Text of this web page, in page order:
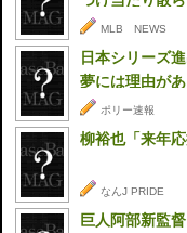
MLB NEWS
日本シリーズ
夢には理由が
ポリー速報
柳裕也「来年
なんJ PRIDE
巨人阿部新監